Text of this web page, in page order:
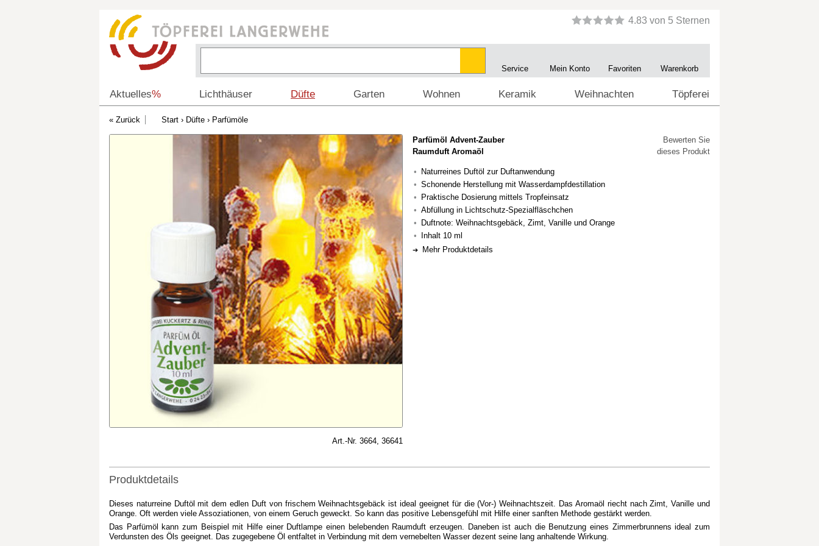
Service Mein Konto Favoriten Warenkorb
Aktuelles% Lichthäuser Düfte Garten Wohnen Keramik Weihnachten Töpferei
Start › Düfte › Parfümöle
Art.-Nr. 3664, 36641
Parfümöl Advent-Zauber
Raumduft Aromaöl
Naturreines Duftöl zur Duftanwendung
Schonende Herstellung mit Wasserdampfdestillation
Praktische Dosierung mittels Tropfeinsatz
Abfüllung in Lichtschutz-Spezialfläschchen
Duftnote: Weihnachtsgebäck, Zimt, Vanille und Orange
Inhalt 10 ml
Mehr Produktdetails
Bewerten Sie
dieses Produkt
Produktdetails
Dieses naturreine Duftöl mit dem edlen Duft von frischem Weihnachtsgebäck ist ideal geeignet für die (Vor-) Weihnachtszeit. Das Aromaöl riecht nach Zimt, Vanille und
Orange. Oft werden viele Assoziationen, von einem Geruch geweckt. So kann das positive Lebensgefühl mit Hilfe einer sanften Methode gestärkt werden.
Das Parfümöl kann zum Beispiel mit Hilfe einer Duftlampe einen belebenden Raumduft erzeugen. Daneben ist auch die Benutzung eines Zimmerbrunnens ideal zum
Verdunsten des Öls geeignet. Das zugegebene Öl entfaltet in Verbindung mit dem vernebelten Wasser dezent seine lang anhaltende Wirkung.